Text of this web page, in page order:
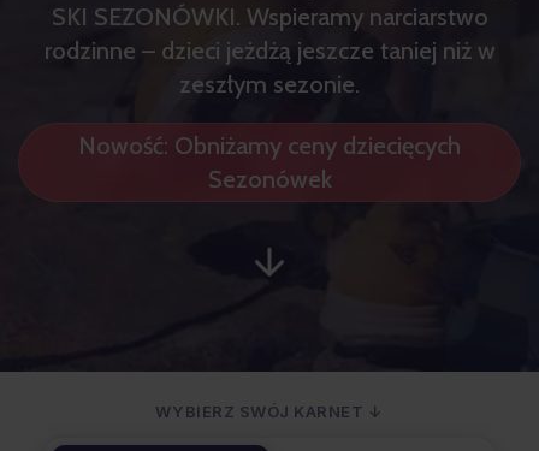
SKI SEZONÓWKI. Wspieramy narciarstwo
rodzinne – dzieci jeżdżą jeszcze taniej niż w
zeszłym sezonie.
Nowość: Obniżamy ceny dziecięcych
Sezonówek
WYBIERZ SWÓJ KARNET ↓